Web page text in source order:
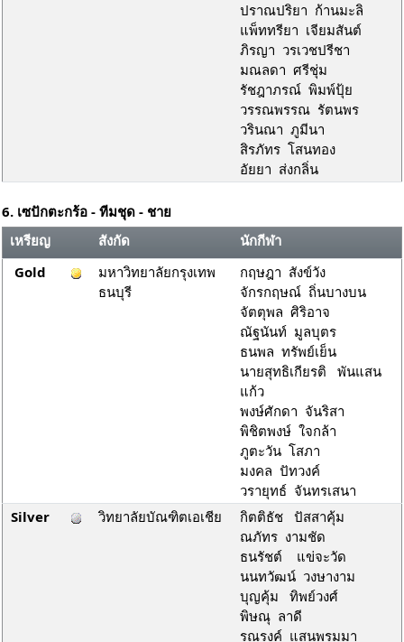
ปราณปริยา ก้านมะลิ
แพ็ททรียา เจียมสันต์
ภิรญา วรเวชปรีชา
มณลดา ศรีชุ่ม
รัชฎาภรณ์ พิมพ์ปุ้ย
วรรณพรรณ รัตนพร
วรินณา ภูมีนา
สิรภัทร โสนทอง
อัยยา ส่งกลิ่น
6. เซปักตะกร้อ - ทีมชุด - ชาย
เหรียญ
สังกัด
นักกีฬา
Gold
มหาวิทยาลัยกรุงเทพ
ธนบุรี
กฤษฎา สังข์วัง
จักรกฤษณ์ ถิ่นบางบน
จัตตุพล ศิริอาจ
ณัฐนันท์ มูลบุตร
ธนพล ทรัพย์เย็น
นายสุทธิเกียรติ พันแสน
แก้ว
พงษ์ศักดา จันริสา
พิชิตพงษ์ ใจกล้า
ภูตะวัน โสภา
มงคล ปัทวงค์
วรายุทธ์ จันทรเสนา
Silver
วิทยาลัยบัณฑิตเอเชีย
กิตติธัช ปัสสาคุ้ม
ณภัทร งามชัด
ธนรัชต์ แข่จะวัด
นนทวัฒน์ วงษางาม
บุญคุ้ม ทิพย์วงศ์
พิษณุ ลาดี
รณรงค์ แสนพรมมา